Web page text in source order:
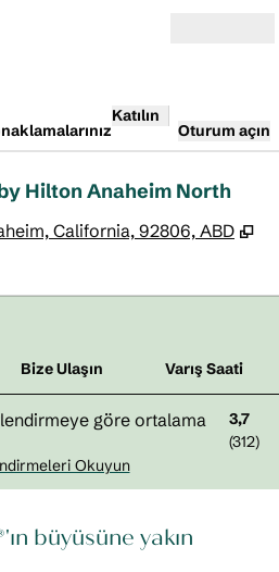
Katılın
Oturum açın
Hilton Anaheim North
California, 92806, ABD ,
Bize Ulaşın
Varış Saati
3,7
(312)
Okuyun
büyüsüne yakın